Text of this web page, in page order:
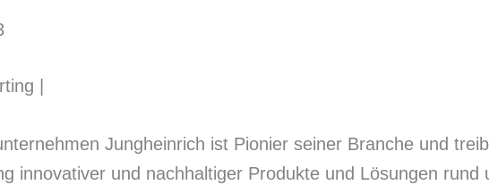
|
Jungheinrich ist Pionier seiner Branche und
innovativer und nachhaltiger Produkte und Lösungen